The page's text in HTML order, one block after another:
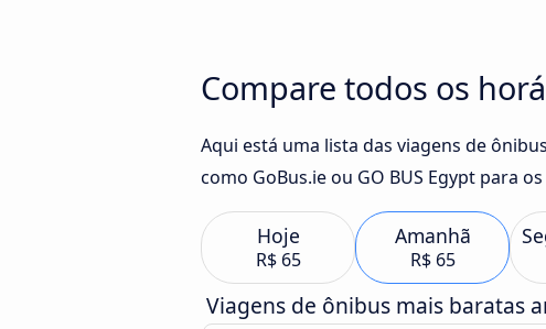
Compare todos os
Aqui está uma lista das viagens de
como GoBus.ie ou GO BUS Egypt para
Hoje
R$ 65
Amanhã
R$ 65
Viagens de ônibus mais baratas